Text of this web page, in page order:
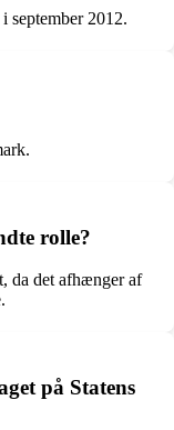
september 2012.
rolle?
da det afhænger af
på Statens